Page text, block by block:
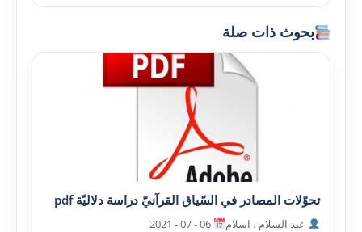
بحوث ذات صلة
تحوّلات المصادر في السّياق القرآنيّ دراسة دلاليّة pdf
عبد السلام ، اسلام